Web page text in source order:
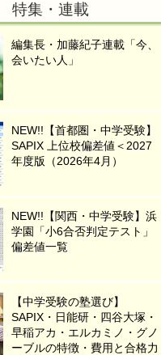
特集・連載
編集長・加藤紀子連載「今、
会いたい人」
NEW!!【首都圏・中学受験】
SAPIX 上位校偏差値＜2027
年度版（2026年4月）
NEW!!【関西・中学受験】浜
学園「小6合否判定テスト」
偏差値一覧
【中学受験の塾選び】
SAPIX・日能研・四谷大塚・
早稲アカ・エルカミノ・グノ
ーブルの特徴・費用と合格力